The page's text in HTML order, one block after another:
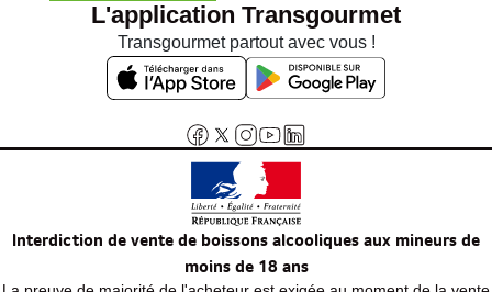
L'application Transgourmet
Transgourmet partout avec vous !
Interdiction de vente de boissons alcooliques aux mineurs de
moins de 18 ans